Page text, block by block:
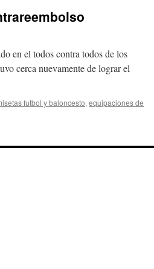
en el todos contra todos de los
cerca nuevamente de lograr el
futbol y baloncesto, equipaciones de